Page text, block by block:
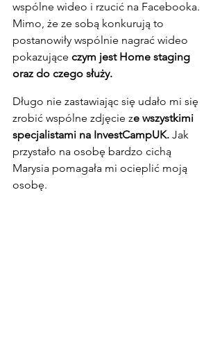
wspólne wideo i rzucić na Facebooka.
Mimo, że ze sobą konkurują to
postanowiły wspólnie nagrać wideo
pokazujące czym jest Home staging
oraz do czego służy.
Długo nie zastawiając się udało mi się
zrobić wspólne zdjęcie ze wszystkimi
specjalistami na InvestCampUK. Jak
przystało na osobę bardzo cichą
Marysia pomagała mi ocieplić moją
osobę.